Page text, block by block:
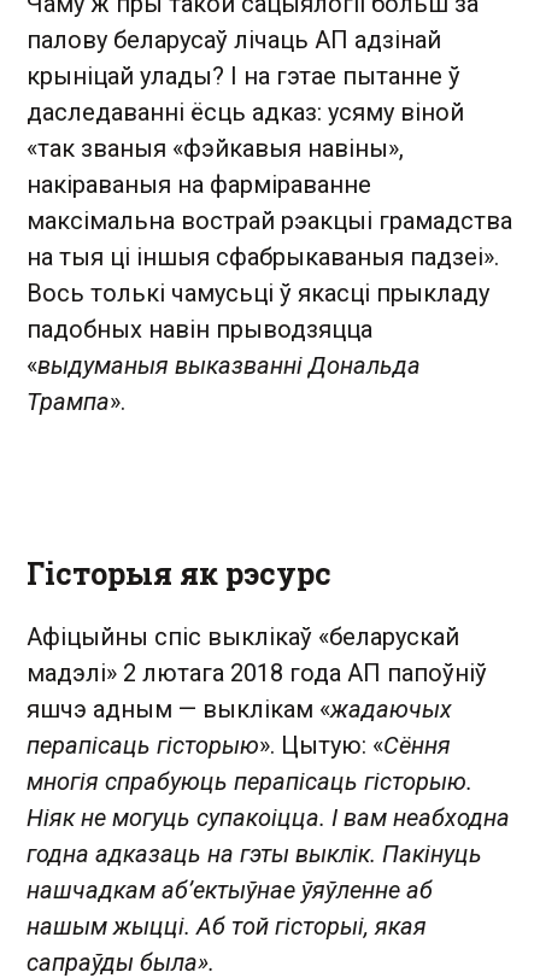
палову беларусаў лічаць АП адзінай
крыніцай улады? І на гэтае пытанне ў
даследаванні ёсць адказ: усяму віной
«так званыя «фэйкавыя навіны»,
накіраваныя на фарміраванне
максімальна вострай рэакцыі грамадства
на тыя ці іншыя сфабрыкаваныя падзеі».
Вось толькі чамусьці ў якасці прыкладу
падобных навін прыводзяцца
«выдуманыя выказванні Дональда
Трампа».
Гісторыя як рэсурс
Афіцыйны спіс выклікаў «беларускай
мадэлі» 2 лютага 2018 года АП папоўніў
яшчэ адным — выклікам «жадаючых
перапісаць гісторыю». Цытую: «Сёння
многія спрабуюць перапісаць гісторыю.
Ніяк не могуць супакоіцца. І вам неабходна
годна адказаць на гэты выклік. Пакінуць
нашчадкам аб’ектыўнае ўяўленне аб
нашым жыцці. Аб той гісторыі, якая
сапраўды была».